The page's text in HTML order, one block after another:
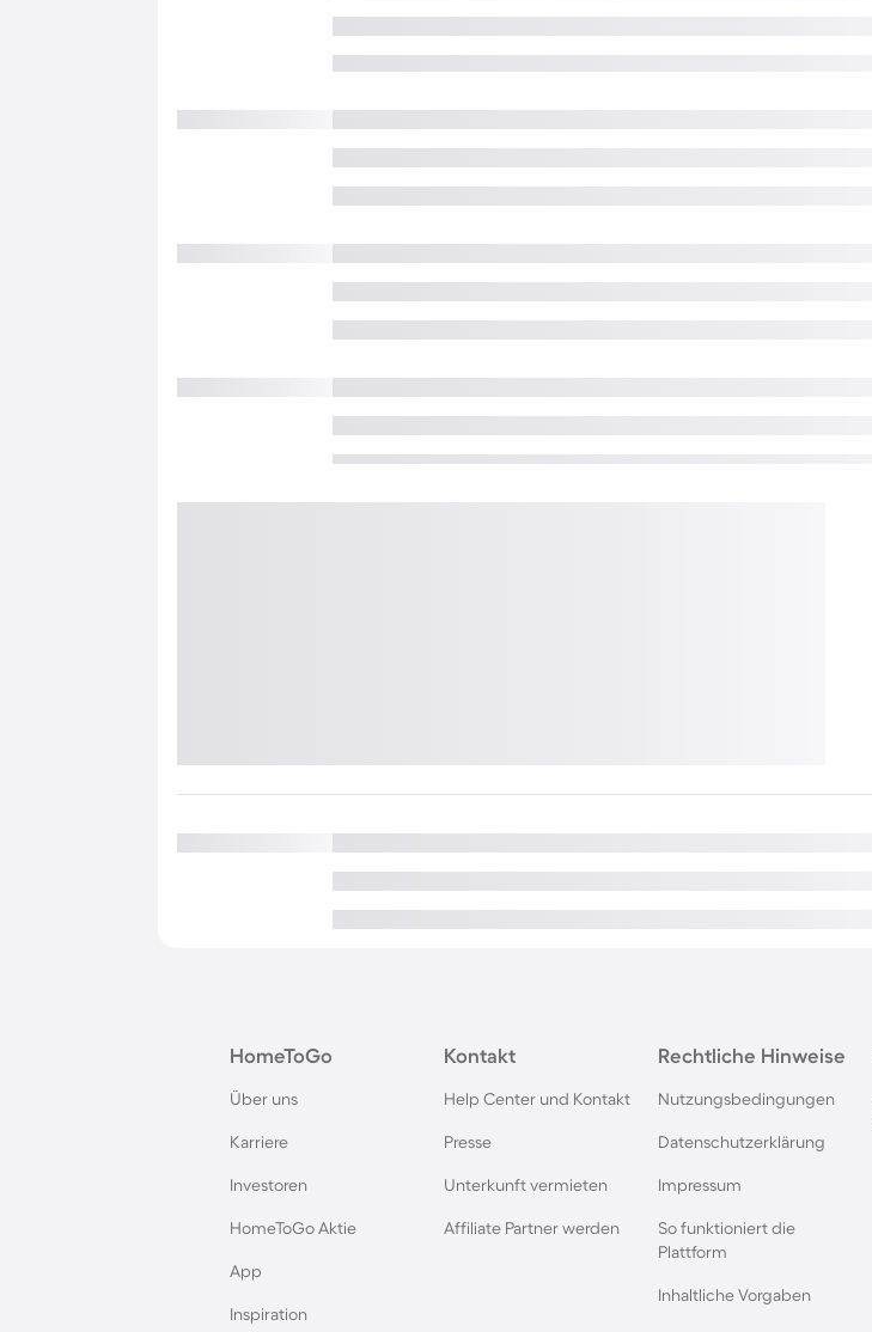
HomeToGo
Über uns
Karriere
Investoren
HomeToGo Aktie
App
Inspiration
Kontakt
Help Center und Kontakt
Presse
Unterkunft vermieten
Affiliate Partner werden
Rechtliche Hinweise
Nutzungsbedingungen
Datenschutzerklärung
Impressum
So funktioniert die
Plattform
Inhaltliche Vorgaben